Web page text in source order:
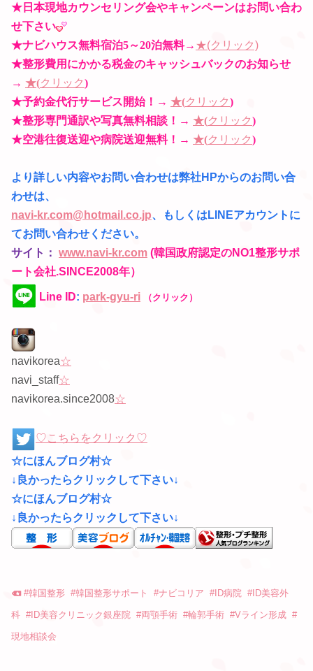
★日本現地カウンセリング会やキャンペーンはお問い合わ
せ下さい
★ナビハウス無料宿泊5～20泊無料→ ★(クリック)
★整形費用にかかる税金のキャッシュバックのお知らせ
→ ★(クリック)
★予約金代行サービス開始！ → ★(クリック)
★整形専門通訳や写真無料相談！ → ★(クリック)
★空港往復送迎や病院送迎無料！ → ★(クリック)
より詳しい内容やお問い合わせは弊社HPからのお問い合
わせは、
navi-kr.com@hotmail.co.jp、もしくはLINEアカウントに
てお問い合わせください。
サイト： www.navi-kr.com (韓国政府認定のNO1整形サポ
ート会社.SINCE2008年）
Line ID: park-gyu-ri （クリック）
navikorea☆
navi_staff☆
navikorea.since2008☆
♡こちらをクリック♡
☆にほんブログ村☆
↓良かったらクリックして下さい↓
☆にほんブログ村☆
↓良かったらクリックして下さい↓
#韓国整形 #韓国整形サポート #ナビコリア #ID病院 #ID美容外
科 #ID美容クリニック銀座院 #両顎手術 #輪郭手術 #Vライン形成 #
現地相談会